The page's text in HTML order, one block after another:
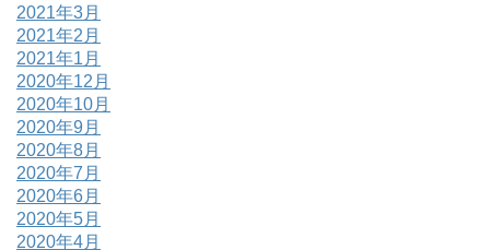
2021年3月
2021年2月
2021年1月
2020年12月
2020年10月
2020年9月
2020年8月
2020年7月
2020年6月
2020年5月
2020年4月